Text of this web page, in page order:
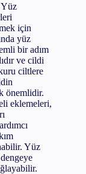
için
yüz
bir adım
ve cildi
ciltlere
önemlidir.
eklemeleri,
Yüz